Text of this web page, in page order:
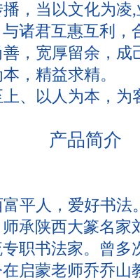
，当以文化为凌
诸君互惠互利，
，宽厚留余，成
，精益求精。
、以人为本，为
产品简介
平人，爱好书法
承陕西大篆名家
职书法家。曾多
启蒙老师乔乔山